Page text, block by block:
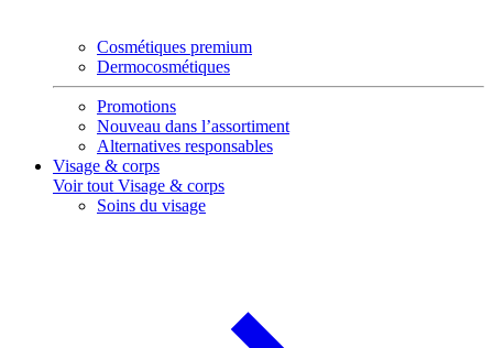
Cosmétiques premium
Dermocosmétiques
Promotions
Nouveau dans l’assortiment
Alternatives responsables
Visage & corps
Voir tout Visage & corps
Soins du visage